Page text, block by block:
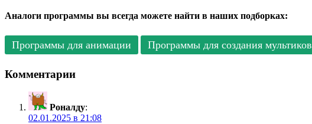
Аналоги программы вы всегда можете найти в наших подборках:
Программы для анимации Программы для создания мультиков
Комментарии
Роналду:
02.01.2025 в 21:08